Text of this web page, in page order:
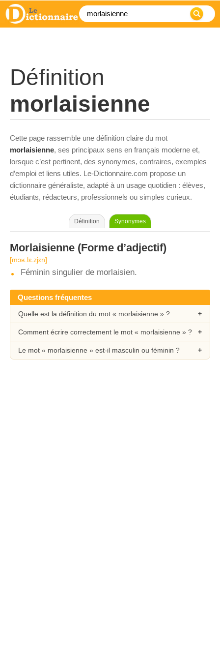
Définition
morlaisienne
Cette page rassemble une définition claire du mot
morlaisienne, ses principaux sens en français moderne et,
lorsque c’est pertinent, des synonymes, contraires, exemples
d’emploi et liens utiles. Le-Dictionnaire.com propose un
dictionnaire généraliste, adapté à un usage quotidien : élèves,
étudiants, rédacteurs, professionnels ou simples curieux.
Définition Synonymes
Morlaisienne (Forme d’adjectif)
[mɔʁ.lɛ.zjɛn]
Féminin singulier de morlaisien.
Questions fréquentes
Quelle est la définition du mot « morlaisienne » ?
Comment écrire correctement le mot « morlaisienne » ?
Le mot « morlaisienne » est-il masculin ou féminin ?